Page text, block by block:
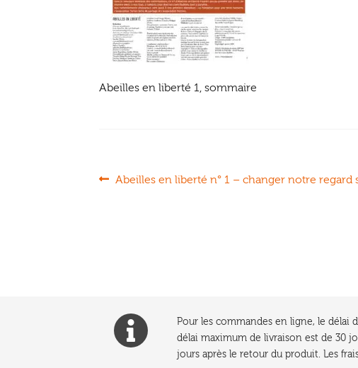
Abeilles en liberté 1, sommaire
Navigation
Article
Abeilles en liberté n° 1 – changer notre regard
Pour les commandes en ligne, le délai
délai maximum de livraison est de 30
jours après le retour du produit. Les